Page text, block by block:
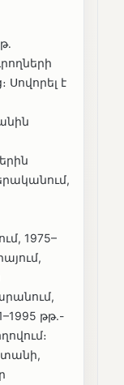
Սովորել է
1975–
թթ.-